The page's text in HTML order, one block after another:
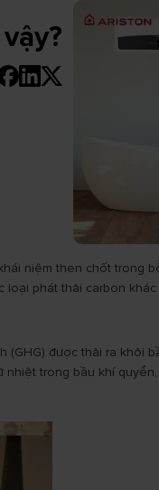
niệm then chốt trong
phát thải carbon
được thải ra khỏi
trong bầu khí